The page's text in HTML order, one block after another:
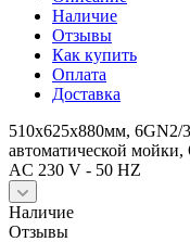
Наличие
Отзывы
Как купить
Оплата
Доставка
510х625х880мм, 6GN2/
автоматической
AC 230 V - 50 HZ
Наличие
Отзывы